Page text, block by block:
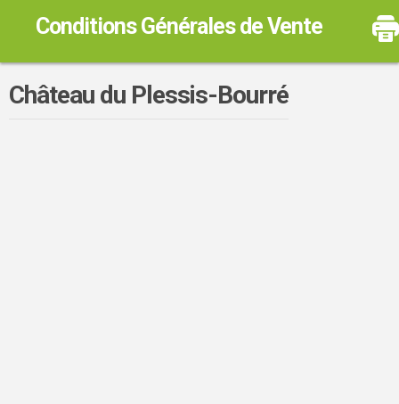
Conditions Générales de Vente
Château du Plessis-Bourré